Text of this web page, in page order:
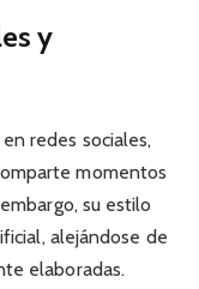
y
redes sociales,
momentos
su estilo
alejándose de
elaboradas.